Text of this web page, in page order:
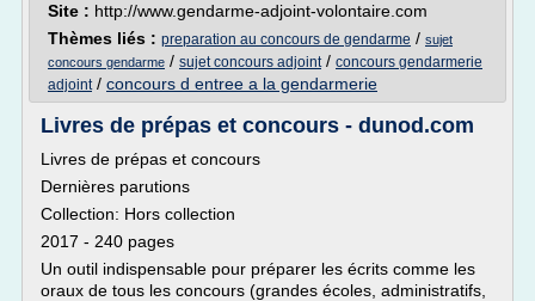
Site : http://www.gendarme-adjoint-volontaire.com
Thèmes liés : preparation au concours de gendarme / sujet
concours gendarme / sujet concours adjoint/ concours gendarmerie
adjoint/ concours d entree a la gendarmerie
Livres de prépas et concours - dunod.com
Livres de prépas et concours
Dernières parutions
Collection: Hors collection
2017 - 240 pages
Un outil indispensable pour préparer les écrits comme les
oraux de tous les concours (grandes écoles, administratifs,